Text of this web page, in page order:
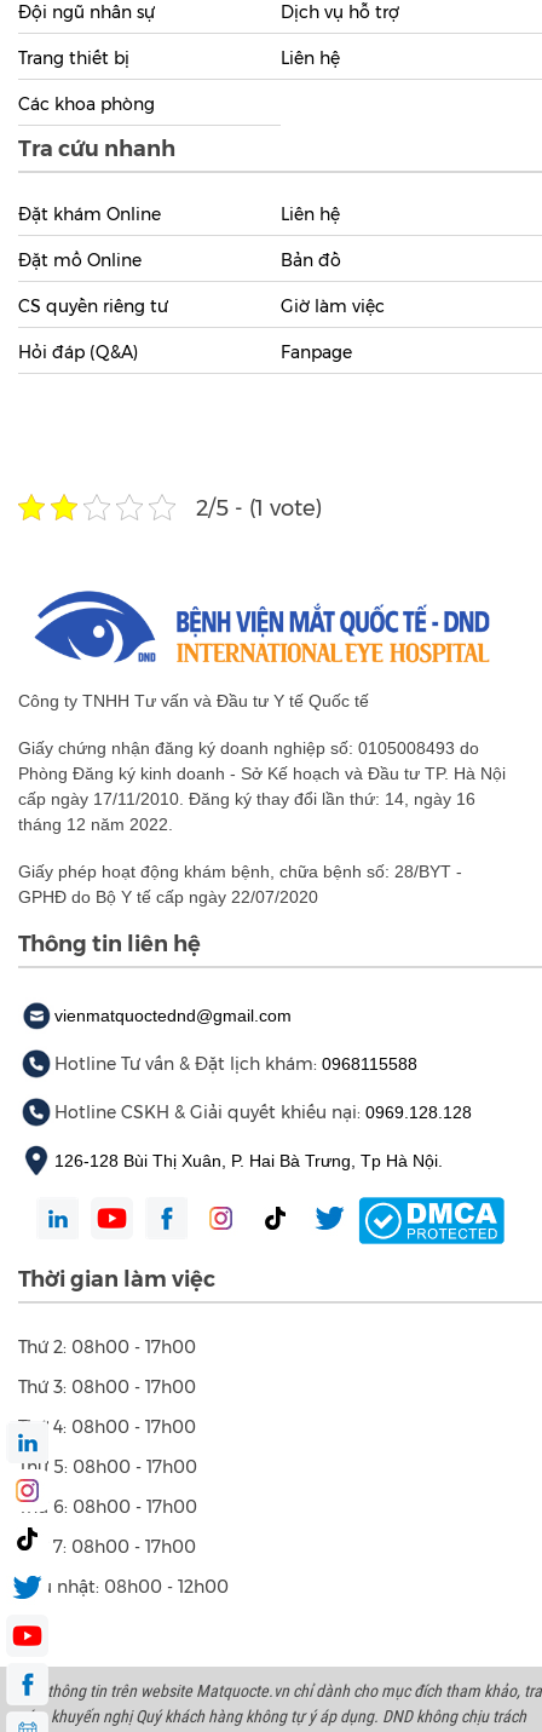
Đội ngũ nhân sự
Trang thiết bị
Các khoa phòng
Dịch vụ hỗ trợ
Liên hệ
Tra cứu nhanh
Đặt khám Online
Đặt mổ Online
CS quyền riêng tư
Hỏi đáp (Q&A)
Liên hệ
Bản đồ
Giờ làm việc
Fanpage
2/5 - (1 vote)
Công ty TNHH Tư vấn và Đầu tư Y tế Quốc tế
Giấy chứng nhận đăng ký doanh nghiệp số: 0105008493 do
Phòng Đăng ký kinh doanh - Sở Kế hoạch và Đầu tư TP. Hà Nội
cấp ngày 17/11/2010. Đăng ký thay đổi lần thứ: 14, ngày 16
tháng 12 năm 2022.
Giấy phép hoạt động khám bệnh, chữa bệnh số: 28/BYT -
GPHĐ do Bộ Y tế cấp ngày 22/07/2020
Thông tin liên hệ
vienmatquoctednd@gmail.com
Hotline Tư vấn & Đặt lịch khám: 0968115588
Hotline CSKH & Giải quyết khiếu nại: 0969.128.128
126-128 Bùi Thị Xuân, P. Hai Bà Trưng, Tp Hà Nội.
Thời gian làm việc
Thứ 2: 08h00 - 17h00
Thứ 3: 08h00 - 17h00
Thứ 4: 08h00 - 17h00
Thứ 5: 08h00 - 17h00
Thứ 6: 08h00 - 17h00
Thứ 7: 08h00 - 17h00
Chủ nhật: 08h00 - 12h00
Các thông tin trên website Matquocte.vn chỉ dành cho mục đích tham khảo, tra
cứu, khuyến nghị Quý khách hàng không tự ý áp dụng. DND không chịu trách